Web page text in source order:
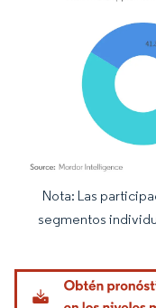
Imagen © Mordor
Nota: Las
segmentos